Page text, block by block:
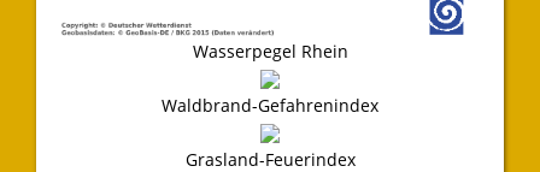
Wasserpegel Rhein
Waldbrand-Gefahrenindex
Grasland-Feuerindex